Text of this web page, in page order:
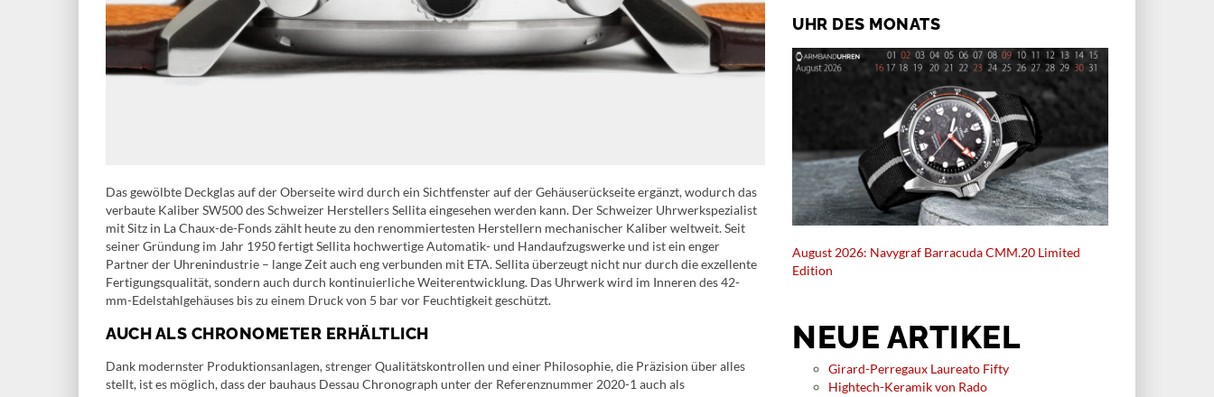
Das gewölbte Deckglas auf der Oberseite wird durch ein Sichtfenster auf der Gehäuserückseite ergänzt, wodurch das
verbaute Kaliber SW500 des Schweizer Herstellers Sellita eingesehen werden kann. Der Schweizer Uhrwerkspezialist
mit Sitz in La Chaux-de-Fonds zählt heute zu den renommiertesten Herstellern mechanischer Kaliber weltweit. Seit
seiner Gründung im Jahr 1950 fertigt Sellita hochwertige Automatik- und Handaufzugswerke und ist ein enger
Partner der Uhrenindustrie – lange Zeit auch eng verbunden mit ETA. Sellita überzeugt nicht nur durch die exzellente
Fertigungsqualität, sondern auch durch kontinuierliche Weiterentwicklung. Das Uhrwerk wird im Inneren des 42-
mm-Edelstahlgehäuses bis zu einem Druck von 5 bar vor Feuchtigkeit geschützt.
AUCH ALS CHRONOMETER ERHÄLTLICH
Dank modernster Produktionsanlagen, strenger Qualitätskontrollen und einer Philosophie, die Präzision über alles
stellt, ist es möglich, dass der bauhaus Dessau Chronograph unter der Referenznummer 2020-1 auch als
UHR DES MONATS
August 2026: Navygraf Barracuda CMM.20 Limited
Edition
NEUE ARTIKEL
Girard-Perregaux Laureato Fifty
Hightech-Keramik von Rado